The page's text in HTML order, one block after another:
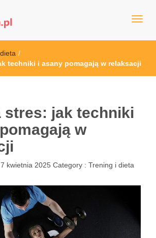
– sprzęt sportowy
/
techniki i asany pomagają w relaksacji
stres: jak techniki
w
7 kwietnia 2025 Category : Trening i dieta